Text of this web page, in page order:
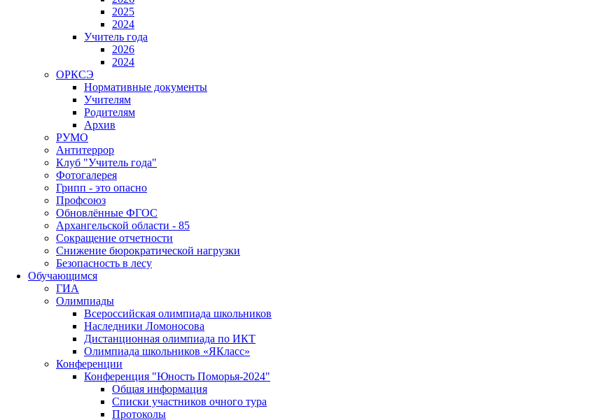
2025
2024
Учитель года
2026
2024
ОРКСЭ
Нормативные документы
Учителям
Родителям
Архив
РУМО
Антитеррор
Клуб "Учитель года"
Фотогалерея
Грипп - это опасно
Профсоюз
Обновлённые ФГОС
Архангельской области - 85
Сокращение отчетности
Снижение бюрократической нагрузки
Безопасность в лесу
Обучающимся
ГИА
Олимпиады
Всероссийская олимпиада школьников
Наследники Ломоносова
Дистанционная олимпиада по ИКТ
Олимпиада школьников «ЯКласс»
Конференции
Конференция "Юность Поморья-2024"
Общая информация
Списки участников очного тура
Протоколы